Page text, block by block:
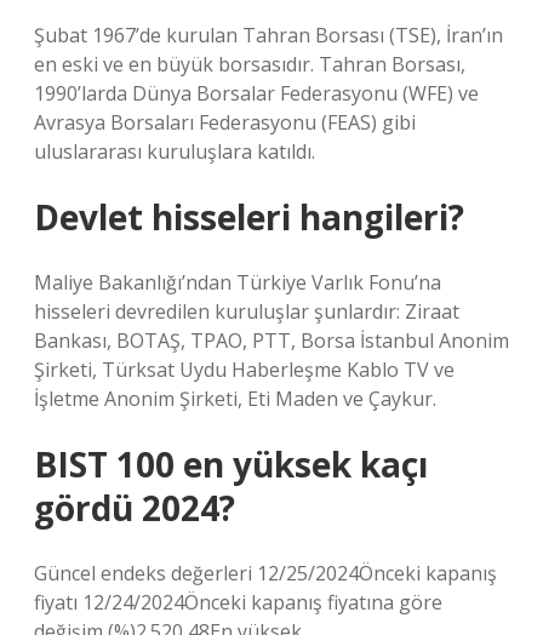
Şubat 1967’de kurulan Tahran Borsası (TSE), İran’ın
en eski ve en büyük borsasıdır. Tahran Borsası,
1990’larda Dünya Borsalar Federasyonu (WFE) ve
Avrasya Borsaları Federasyonu (FEAS) gibi
uluslararası kuruluşlara katıldı.
Devlet hisseleri hangileri?
Maliye Bakanlığı’ndan Türkiye Varlık Fonu’na
hisseleri devredilen kuruluşlar şunlardır: Ziraat
Bankası, BOTAŞ, TPAO, PTT, Borsa İstanbul Anonim
Şirketi, Türksat Uydu Haberleşme Kablo TV ve
İşletme Anonim Şirketi, Eti Maden ve Çaykur.
BIST 100 en yüksek kaçı
gördü 2024?
Güncel endeks değerleri ​​12/25/2024Önceki kapanış
fiyatı 12/24/2024Önceki kapanış fiyatına göre